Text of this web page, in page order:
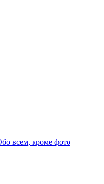
всем, кроме фото